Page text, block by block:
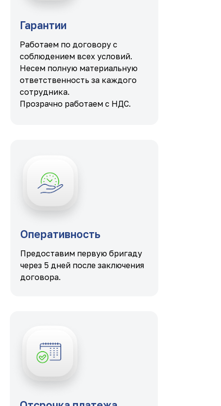
Работаем по договору с
соблюдением всех условий.
Несем полную материальную
ответственность за каждого
сотрудника.
Прозрачно работаем с НДС.
Гарантии
Предоставим первую бригаду
через 5 дней после заключения
договора.
Оперативность